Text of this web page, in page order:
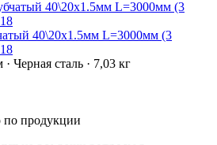
40\20х1.5мм L=3000мм (3
Черная сталь · 7,03 кг
по продукции